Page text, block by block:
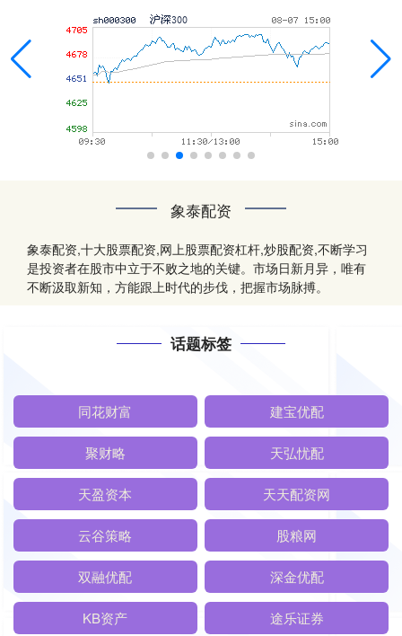
象泰配资
象泰配资,十大股票配资,网上股票配资杠杆,炒股配资,不断学习
是投资者在股市中立于不败之地的关键。市场日新月异，唯有
不断汲取新知，方能跟上时代的步伐，把握市场脉搏。
话题标签
同花财富 建宝优配
聚财略 天弘忧配
天盈资本 天天配资网
云谷策略 股粮网
双融优配 深金优配
KB资产 途乐证券